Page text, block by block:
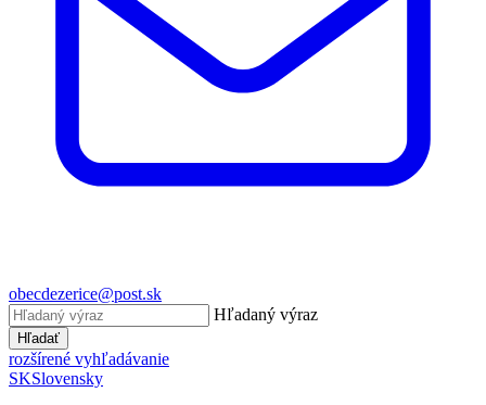
obecdezerice@post.sk
Hľadaný výraz
Hľadať
rozšírené vyhľadávanie
SKSlovensky